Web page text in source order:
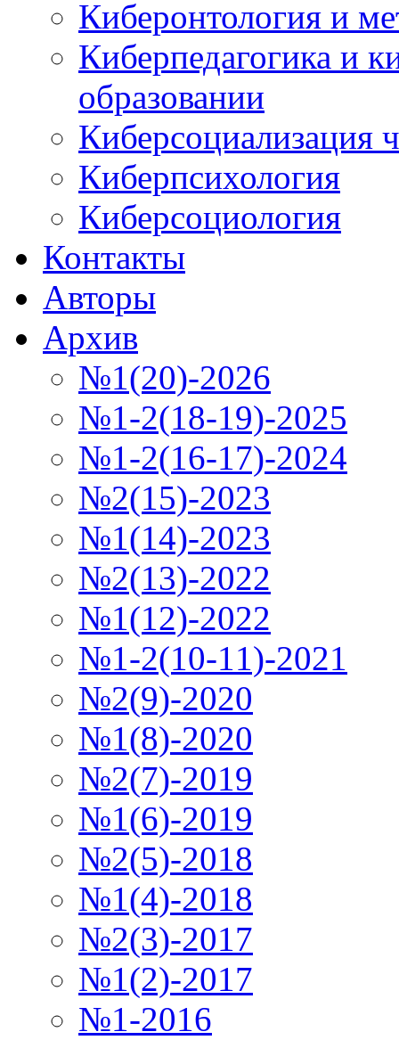
Киберонтология и
Киберпедагогика и
образовании
Киберсоциализация
Киберпсихология
Киберсоциология
Контакты
Авторы
Архив
№1(20)-2026
№1-2(18-19)-2025
№1-2(16-17)-2024
№2(15)-2023
№1(14)-2023
№2(13)-2022
№1(12)-2022
№1-2(10-11)-2021
№2(9)-2020
№1(8)-2020
№2(7)-2019
№1(6)-2019
№2(5)-2018
№1(4)-2018
№2(3)-2017
№1(2)-2017
№1-2016